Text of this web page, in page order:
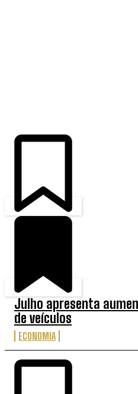
Julho apresenta
de veículos
ECONOMIA